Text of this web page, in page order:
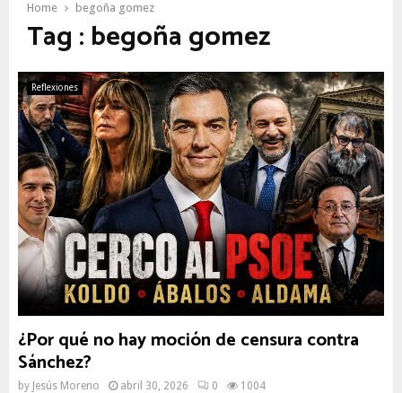
Home begoña gomez
Tag : begoña gomez
Reflexiones
¿Por qué no hay moción de censura contra
Sánchez?
by Jesús Moreno abril 30, 2026 0 1004